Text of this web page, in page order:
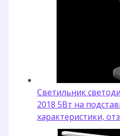
Светильник
2018 5Вт на
характеристики,